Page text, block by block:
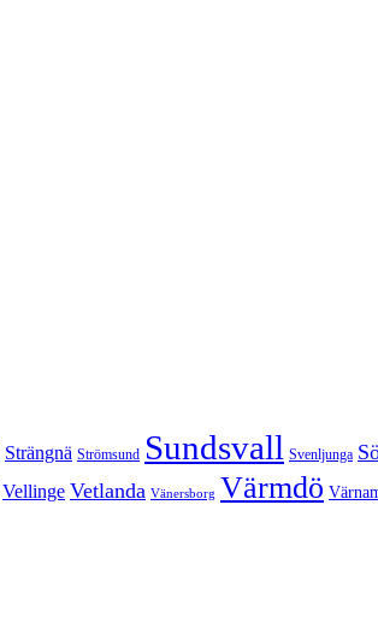
Strängnä Strömsund Sundsvall Svenljunga
Vellinge Vetlanda Vänersborg Värmdö